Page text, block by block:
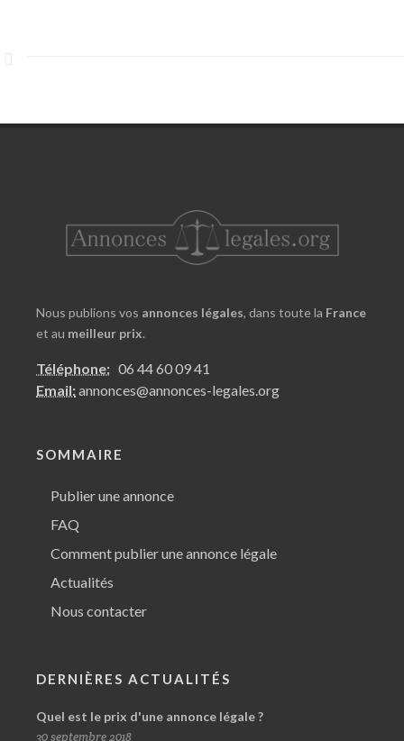
Nous publions vos annonces légales, dans toute la France
et au meilleur prix.
Téléphone: 06 44 60 09 41
Email:annonces@annonces-legales.org
SOMMAIRE
Publier une annonce
FAQ
Comment publier une annonce légale
Actualités
Nous contacter
DERNIÈRES ACTUALITÉS
Quel est le prix d'une annonce légale ?
30 septembre 2018